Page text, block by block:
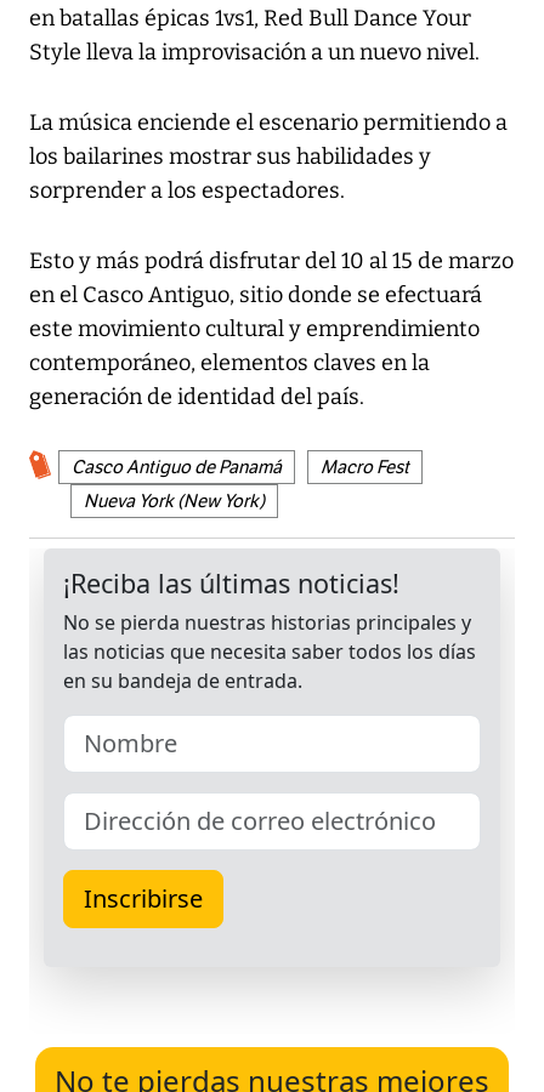
en batallas épicas 1vs1, Red Bull Dance Your
Style lleva la improvisación a un nuevo nivel.
La música enciende el escenario permitiendo a
los bailarines mostrar sus habilidades y
sorprender a los espectadores.
Esto y más podrá disfrutar del 10 al 15 de marzo
en el Casco Antiguo, sitio donde se efectuará
este movimiento cultural y emprendimiento
contemporáneo, elementos claves en la
generación de identidad del país.
Casco Antiguo de Panamá
Macro Fest
Nueva York (New York)
No te pierdas nuestras mejores